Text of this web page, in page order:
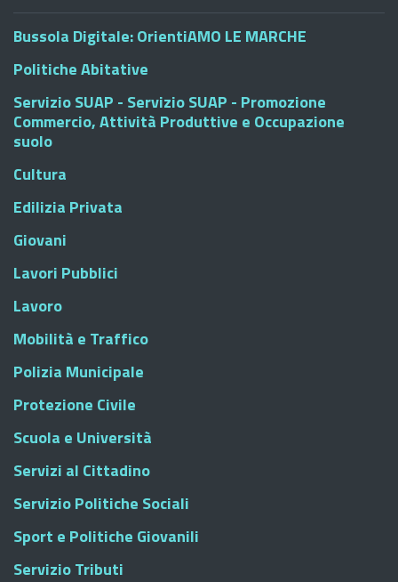
Bussola Digitale: OrientiAMO LE MARCHE
Politiche Abitative
Servizio SUAP - Servizio SUAP - Promozione
Commercio, Attività Produttive e Occupazione
suolo
Cultura
Edilizia Privata
Giovani
Lavori Pubblici
Lavoro
Mobilità e Traffico
Polizia Municipale
Protezione Civile
Scuola e Università
Servizi al Cittadino
Servizio Politiche Sociali
Sport e Politiche Giovanili
Servizio Tributi